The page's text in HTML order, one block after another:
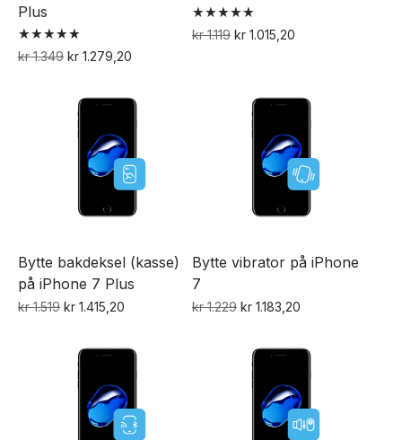
Plus
Vurdert
5.00
kr1.349 Opprinnelig
var:
kr 1.349.
kr 1.279,20
er:
kr 1.279,20.
Vurdert
5.00
kr1.119 Opprinnelig
kr 1.119.
kr 1.015,20
kr 1.015,20.
Bytte bakdeksel (kasse)
på iPhone 7 Plus
kr1.519 Opprinnelig
var:
kr 1.519.
kr 1.415,20 Nåværende
er:
kr 1.415,20.
Bytte vibrator på iPhone
7
kr1.229 Opprinnelig
var:
kr 1.229.
kr 1.183,20
er:
kr 1.183,20.